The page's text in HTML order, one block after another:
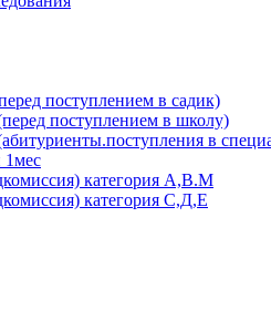
поступлением в садик)
поступлением в школу)
в
1мес
категория А,В.М
категория С,Д,Е